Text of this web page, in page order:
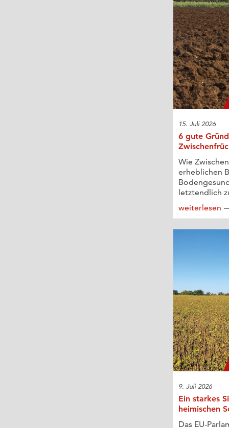
15. Juli 2026
6 gute
Wie
erheblichen
letztendlich
weiterlesen
9. Juli 2026
Ein starkes
heimischen
Das EU-